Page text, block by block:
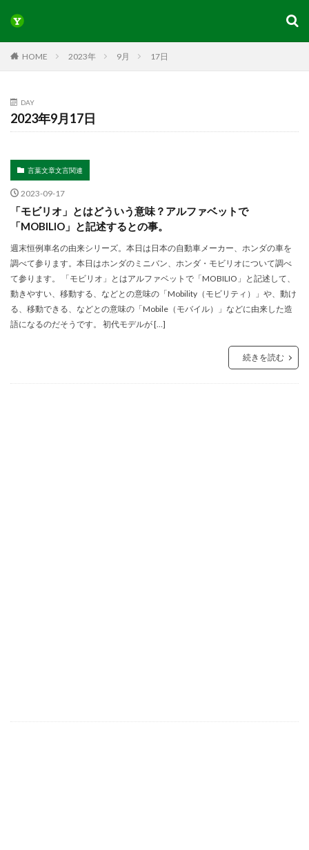
HOME 2023年 9月 17日
DAY
2023年9月17日
言葉文章文言関連
2023-09-17
「モビリオ」とはどういう意味？アルファベットで
「MOBILIO」と記述するとの事。
週末恒例車名の由来シリーズ。本日は日本の自動車メーカー、ホンダの車を
調べて参ります。本日はホンダのミニバン、ホンダ・モビリオについて調べ
て参ります。 「モビリオ」とはアルファベットで「MOBILIO」と記述して、
動きやすい、移動する、などとの意味の「Mobility（モビリティ）」や、動け
る、移動できる、などとの意味の「Mobile（モバイル）」などに由来した造
語になるのだそうです。 初代モデルが […]
続きを読む